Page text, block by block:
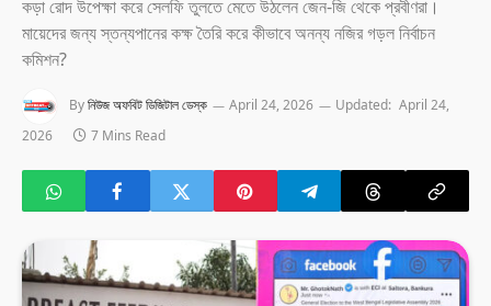
কড়া রোদ উপেক্ষা করে সেলফি তুলতে মেতে উঠলেন জেন-জি থেকে প্রবীণরা।
মায়েদের জন্য স্তন্যপানের কক্ষ তৈরি করে কীভাবে অনন্য নজির গড়ল নির্বাচন
কমিশন?
Byনিউজ অফবিট ডিজিটাল ডেস্ক April 24, 2026 Updated: April 24,
2026
7 Mins Read